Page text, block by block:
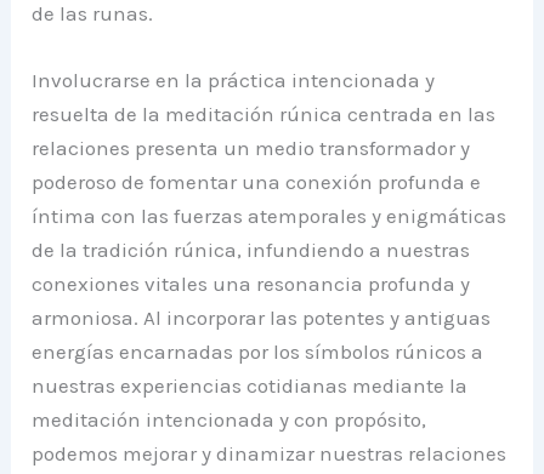
de las runas.
Involucrarse en la práctica intencionada y
resuelta de la meditación rúnica centrada en las
relaciones presenta un medio transformador y
poderoso de fomentar una conexión profunda e
íntima con las fuerzas atemporales y enigmáticas
de la tradición rúnica, infundiendo a nuestras
conexiones vitales una resonancia profunda y
armoniosa. Al incorporar las potentes y antiguas
energías encarnadas por los símbolos rúnicos a
nuestras experiencias cotidianas mediante la
meditación intencionada y con propósito,
podemos mejorar y dinamizar nuestras relaciones